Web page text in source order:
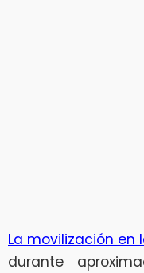
La movilización en
durante